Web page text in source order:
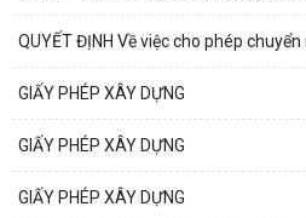
QUYẾT ĐỊNH Về việc cho phép
GIẤY PHÉP XÂY DỰNG
GIẤY PHÉP XÂY DỰNG
GIẤY PHÉP XÂY DỰNG